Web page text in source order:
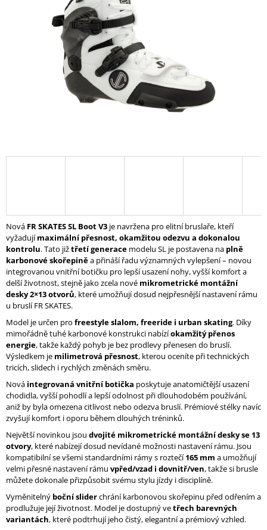
Nová FR SKATES SL Boot V3 je navržena pro elitní bruslaře, kteří
vyžadujímaximální přesnost, okamžitou odezvu a dokonalou
kontrolu. Tato jižtřetí generace modelu SL je postavena na plně
karbonové skořepiněa přináší řadu významných vylepšení – novou
integrovanou vnitřní botičku pro lepší usazení nohy, vyšší komfort a
delší životnost, stejně jako zcela nové mikrometrické montážní
desky 2×13 otvorů, které umožňují dosud nejpřesnější nastavení rámu
u bruslí FR SKATES.
Model je určen pro freestyle slalom, freeride i urban skating. Díky
mimořádně tuhé karbonové konstrukci nabízíokamžitý přenos
energie, takže každý pohyb je bez prodlevy přenesen do bruslí.
Výsledkem je milimetrová přesnost, kterou oceníte při technických
tricích, slidech i rychlých změnách směru.
Nová integrovaná vnitřní botička poskytuje anatomičtější usazení
chodidla, vyšší pohodlí a lepší odolnost při dlouhodobém používání,
aniž by byla omezena citlivost nebo odezva bruslí. Prémiové stélky navíc
zvyšují komfort i oporu během dlouhých tréninků.
Největší novinkou jsou dvojité mikrometrické montážní desky se 13
otvory, které nabízejí dosud nevídané možnosti nastavení rámu. Jsou
kompatibilní se všemi standardními rámy s roztečí165 mm a umožňují
velmi přesné nastavení rámu vpřed/vzad i dovnitř/ven, takže si brusle
můžete dokonale přizpůsobit svému stylu jízdy i disciplíně.
Vyměnitelný boční sliderchrání karbonovou skořepinu před odřením a
prodlužuje její životnost. Model je dostupný vetřech barevných
variantách, které podtrhují jeho čistý, elegantní a prémiový vzhled.
R
U
Č
U
J
E
M
E
MICRO
DELTA
RECREATION
NAVRŽENO
PRO
PROGRES
5
800
Kč